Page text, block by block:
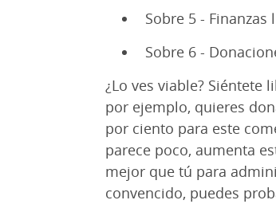
Sobre 5 - Finanzas
Sobre 6 -
¿Lo ves viable? Siéntete
por ejemplo, quieres
por ciento para este
parece poco, aumenta
mejor que tú para
convencido, puedes